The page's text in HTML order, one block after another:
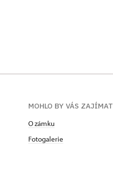
MOHLO BY VÁS ZAJÍMAT
O zámku
Fotogalerie